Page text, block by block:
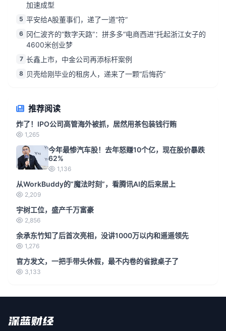
加速成型
5 平安给A股董事们，递了一道“符”
6 冈仁波齐的“数字天路”：拼多多“电商西进”托起浙江女子的
4600米创业梦
7 长鑫上市，中金公司再添标杆案例
8 贝壳给刚毕业的租房人，递来了一颗“后悔药”
推荐阅读
炸了！IPO公司高管海外被抓，居然用茶包装钱行贿
1,265
今年最惨汽车股！去年怒赚10个亿，现在股价暴跌
62%
1,136
从WorkBuddy的“魔法时刻”，看腾讯AI的后来居上
2,209
宇树工位，盛产千万富豪
2,856
余承东竹知了后首次亮相，没讲1000万以内和遥遥领先
1,276
官方发文，一把手带头休假，最不内卷的省掀桌子了
3,133